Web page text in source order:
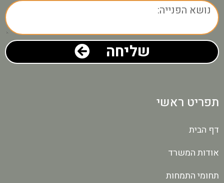
שליחה
תפריט ראשי
דף הבית
אודות המשרד
תחומי התמחות